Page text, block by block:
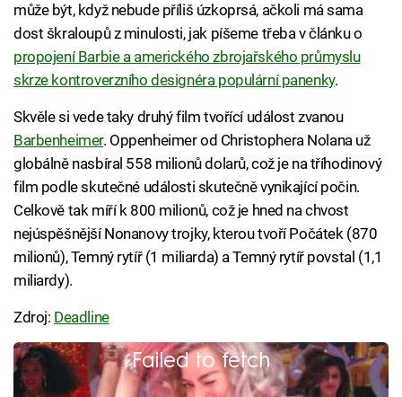
může být, když nebude příliš úzkoprsá, ačkoli má sama
dost škraloupů z minulosti, jak píšeme třeba v článku o
propojení Barbie a amerického zbrojařského průmyslu
skrze kontroverzního designéra populární panenky.
Skvěle si vede taky druhý film tvořící událost zvanou
Barbenheimer. Oppenheimer od Christophera Nolana už
globálně nasbíral 558 milionů dolarů, což je na tříhodinový
film podle skutečné události skutečně vynikající počin.
Celkově tak míří k 800 milionů, což je hned na chvost
nejúspěšnější Nonanovy trojky, kterou tvoří Počátek (870
milionů), Temný rytíř (1 miliarda) a Temný rytíř povstal (1,1
miliardy).
Zdroj: Deadline
Failed to fetch